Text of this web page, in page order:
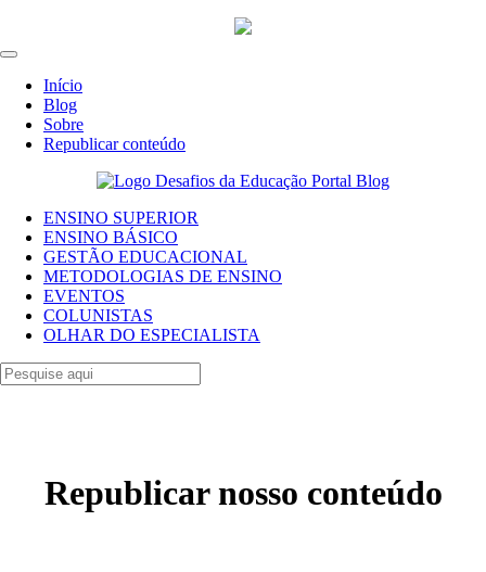
Início
Blog
Sobre
Republicar conteúdo
ENSINO SUPERIOR
ENSINO BÁSICO
GESTÃO EDUCACIONAL
METODOLOGIAS DE ENSINO
EVENTOS
COLUNISTAS
OLHAR DO ESPECIALISTA
Republicar nosso conteúdo